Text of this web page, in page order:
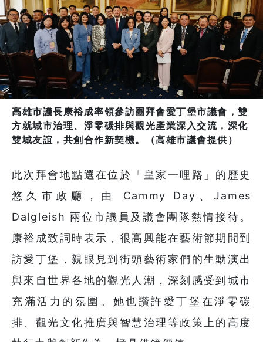
高雄市議長康裕成率領參訪團拜會愛丁堡市議會，雙
方就城市治理、淨零碳排與觀光產業深入交流，深化
雙城友誼，共創合作新契機。（高雄市議會提供）
此次拜會地點選在位於「皇家一哩路」的歷史
悠久市政廳，由 Cammy Day、James
Dalgleish 兩位市議員及議會團隊熱情接待。
康裕成致詞時表示，很高興能在藝術節期間到
訪愛丁堡，親眼見到街頭藝術家們的生動演出
與來自世界各地的觀光人潮，深刻感受到城市
充滿活力的氛圍。她也讚許愛丁堡在淨零碳
排、觀光文化推廣與智慧治理等政策上的高度